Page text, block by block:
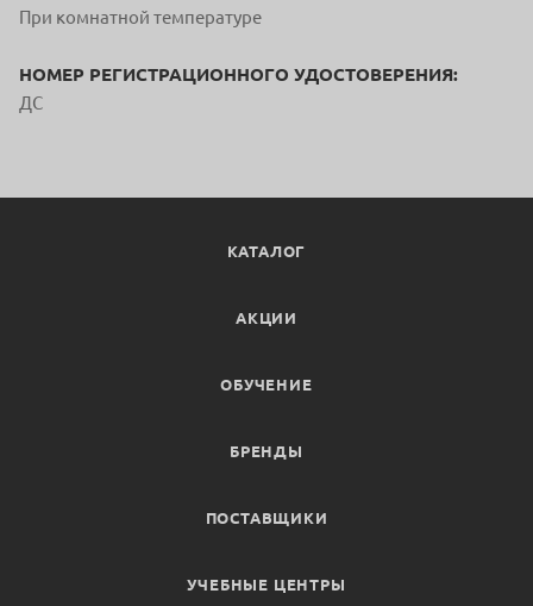
При комнатной температуре
НОМЕР РЕГИСТРАЦИОННОГО УДОСТОВЕРЕНИЯ:
ДС
КАТАЛОГ
АКЦИИ
ОБУЧЕНИЕ
БРЕНДЫ
ПОСТАВЩИКИ
УЧЕБНЫЕ ЦЕНТРЫ